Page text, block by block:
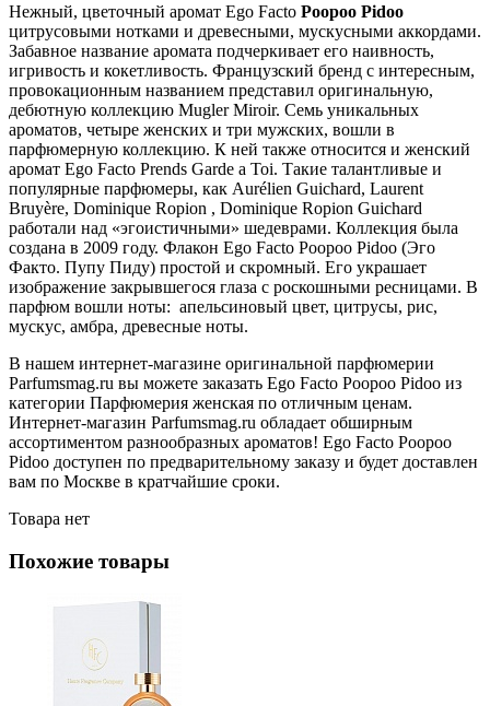
Нежный, цветочный аромат Ego Facto Poopoo Pidoo
цитрусовыми нотками и древесными, мускусными аккордами.
Забавное название аромата подчеркивает его наивность,
игривость и кокетливость. Французский бренд с интересным,
провокационным названием представил оригинальную,
дебютную коллекцию Mugler Miroir. Семь уникальных
ароматов, четыре женских и три мужских, вошли в
парфюмерную коллекцию. К ней также относится и женский
аромат Ego Facto Prends Garde a Toi. Такие талантливые и
популярные парфюмеры, как Aurélien Guichard, Laurent
Bruyère, Dominique Ropion , Dominique Ropion Guichard
работали над «эгоистичными» шедеврами. Коллекция была
создана в 2009 году. Флакон Ego Facto Poopoo Pidoo (Эго
Факто. Пупу Пиду) простой и скромный. Его украшает
изображение закрывшегося глаза с роскошными ресницами. В
парфюм вошли ноты: апельсиновый цвет, цитрусы, рис,
мускус, амбра, древесные ноты.
В нашем интернет-магазине оригинальной парфюмерии
Parfumsmag.ru вы можете заказать Ego Facto Poopoo Pidoo из
категории Парфюмерия женская по отличным ценам.
Интернет-магазин Parfumsmag.ru обладает обширным
ассортиментом разнообразных ароматов! Ego Facto Poopoo
Pidoo доступен по предварительному заказу и будет доставлен
вам по Москве в кратчайшие сроки.
Товара нет
Похожие товары